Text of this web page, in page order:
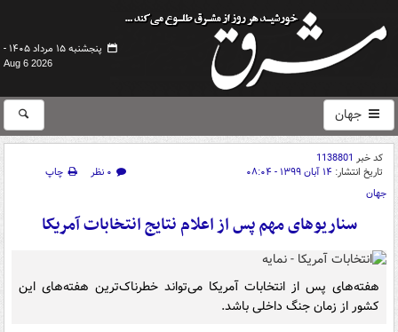
پنجشنبه ۱۵ مرداد ۱۴۰۵ -
Aug 6 2026
جهان
کد خبر 1138801
تاریخ انتشار: ۱۴ آبان ۱۳۹۹ - ۰۸:۰۴ ۰ نظر
چاپ
جهان
سناریوهای مهم پس از اعلام نتایج انتخابات آمریکا
هفته‌های پس از انتخابات آمریکا می‌تواند خطرناک‌ترین هفته‌های این
کشور از زمان جنگ داخلی باشد.